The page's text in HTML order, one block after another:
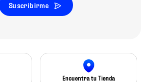
Suscribirme
Encuentra tu Tienda